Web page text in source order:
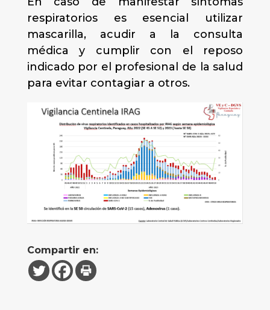
respiratorios es esencial utilizar
mascarilla, acudir a la consulta
médica y cumplir con el reposo
indicado por el profesional de la salud
para evitar contagiar a otros.
Compartir en: